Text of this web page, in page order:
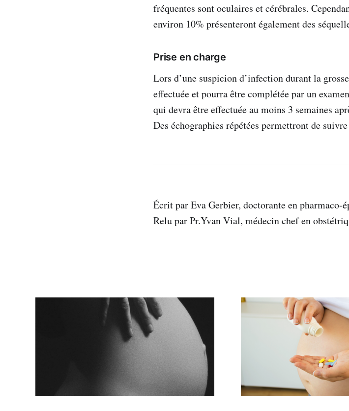
fréquentes sont oculaires et cérébrales.
environ 10% présenteront également des
Prise en charge
Lors d’une suspicion d’infection durant la
effectuée et pourra être complétée par un
qui devra être effectuée au moins 3 semaines
Des échographies répétées permettront de
Écrit par Eva Gerbier, doctorante en
Relu par Pr.Yvan Vial, médecin chef en